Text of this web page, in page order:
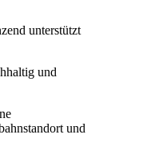
unterstützt
und
und